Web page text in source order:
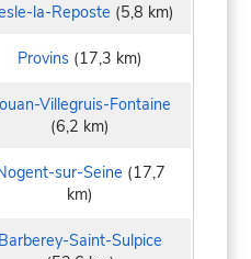
la-Reposte (5,8 km)
Provins (17,3 km)
Villegruis-Fontaine
(6,2 km)
sur-Seine (17,7
km)
Barberey-Saint-Sulpice